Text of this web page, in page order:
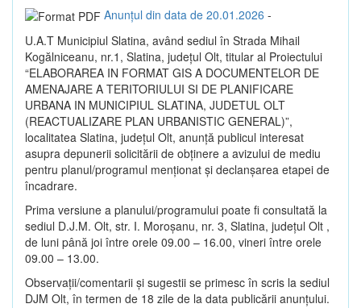
Anunțul din data de 20.01.2026 -
U.A.T Municipiul Slatina, având sediul în Strada Mihail
Kogălniceanu, nr.1, Slatina, județul Olt, titular al Proiectului
“ELABORAREA IN FORMAT GIS A DOCUMENTELOR DE
AMENAJARE A TERITORIULUI SI DE PLANIFICARE
URBANA IN MUNICIPIUL SLATINA, JUDETUL OLT
(REACTUALIZARE PLAN URBANISTIC GENERAL)”,
localitatea Slatina, judeţul Olt, anunţă publicul interesat
asupra depunerii solicitării de obţinere a avizului de mediu
pentru planul/programul menţionat şi declanşarea etapei de
încadrare.
Prima versiune a planului/programului poate fi consultată la
sediul D.J.M. Olt, str. I. Moroşanu, nr. 3, Slatina, judeţul Olt ,
de luni până joi între orele 09.00 – 16.00, vineri între orele
09.00 – 13.00.
Observaţii/comentarii şi sugestii se primesc în scris la sediul
DJM Olt, în termen de 18 zile de la data publicării anunţului.